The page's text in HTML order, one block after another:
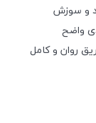
و سوزش
واضح
روان و کامل